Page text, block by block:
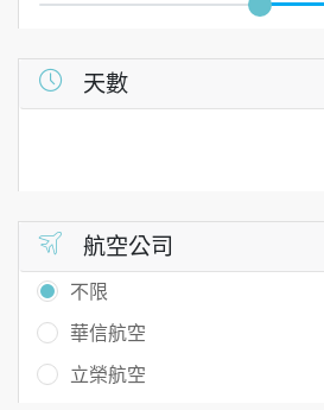
天數
航空公司
不限
華信航空
立榮航空